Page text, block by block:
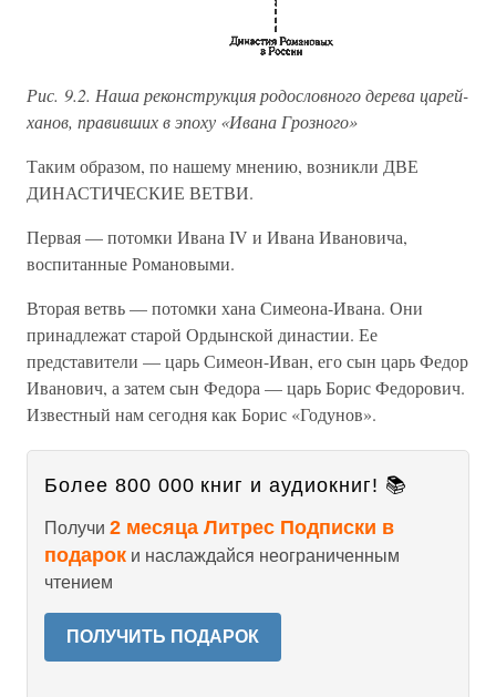
Рис. 9.2. Наша реконструкция родословного дерева царей-
ханов, правивших в эпоху «Ивана Грозного»
Таким образом, по нашему мнению, возникли ДВЕ
ДИНАСТИЧЕСКИЕ ВЕТВИ.
Первая — потомки Ивана IV и Ивана Ивановича,
воспитанные Романовыми.
Вторая ветвь — потомки хана Симеона-Ивана. Они
принадлежат старой Ордынской династии. Ее
представители — царь Симеон-Иван, его сын царь Федор
Иванович, а затем сын Федора — царь Борис Федорович.
Известный нам сегодня как Борис «Годунов».
Более 800 000 книг и аудиокниг! 📚
Получи 2 месяца Литрес Подписки в
подарок и наслаждайся неограниченным
чтением
ПОЛУЧИТЬ ПОДАРОК